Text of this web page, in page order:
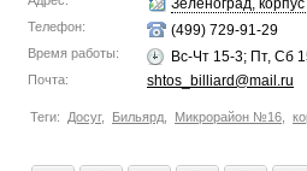
Зеленоград,
Телефон: (499) 729-91-29
Время работы: Вс-Чт 15-3; Пт, Сб
Почта: shtos_billiard@mail.ru
Теги: Досуг, Бильярд Микрорайон №16